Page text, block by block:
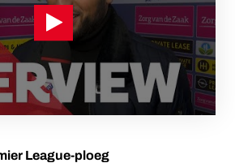
League-ploeg